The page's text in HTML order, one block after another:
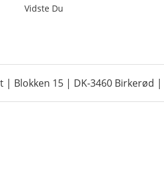
Vidste Du
Blokken 15 | DK-3460 Birkerød |